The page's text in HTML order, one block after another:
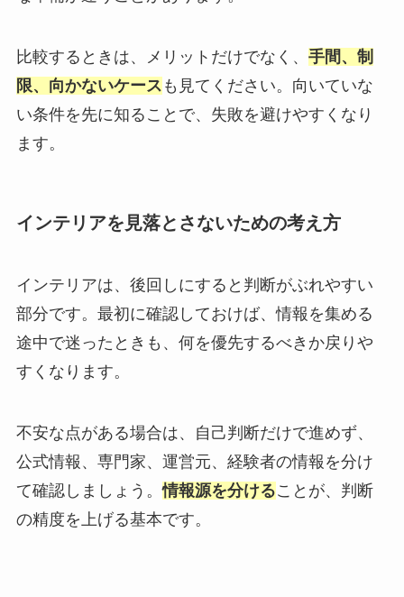
比較するときは、メリットだけでなく、 手間、制
限、向かないケース も見てください。向いていな
い条件を先に知ることで、失敗を避けやすくなり
ます。
インテリアを見落とさないための考え方
インテリアは、後回しにすると判断がぶれやすい
部分です。最初に確認しておけば、情報を集める
途中で迷ったときも、何を優先するべきか戻りや
すくなります。
不安な点がある場合は、自己判断だけで進めず、
公式情報、専門家、運営元、経験者の情報を分け
て確認しましょう。情報源を分けることが、判断
の精度を上げる基本です。